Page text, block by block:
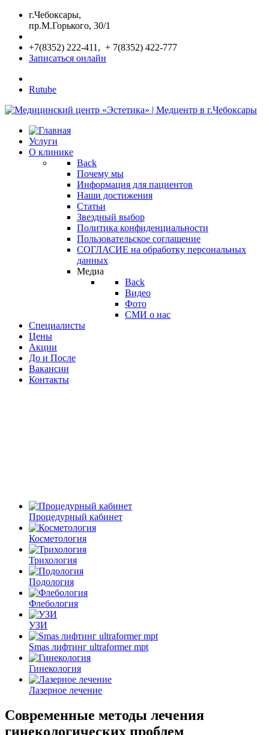
г.Чебоксары,
пр.М.Горького, 30/1
+7(8352) 222-411, + 7(8352) 422-777
Записаться онлайн
Rutube
Услуги
О клинике
Back
Почему мы
Информация для пациентов
Наши достижения
Статьи
Звездный выбор
Политика конфиденциальности
Пользовательское соглашение
СОГЛАСИЕ на обработку персональных
данных
Медиа
Back
Видео
Фото
СМИ о нас
Специалисты
Цены
Акции
До и После
Вакансии
Контакты
Процедурный кабинет
Косметология
Трихология
Подология
Флебология
УЗИ
Smas лифтинг ultraformer mpt
Гинекология
Лазерное лечение
Современные методы лечения
гинекологических проблем